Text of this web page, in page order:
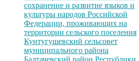
сохранение и развитие языков и
культуры народов Российской
Федерации, проживающих на
территории сельского поселения
Кунтугушевский сельсовет
муниципального района